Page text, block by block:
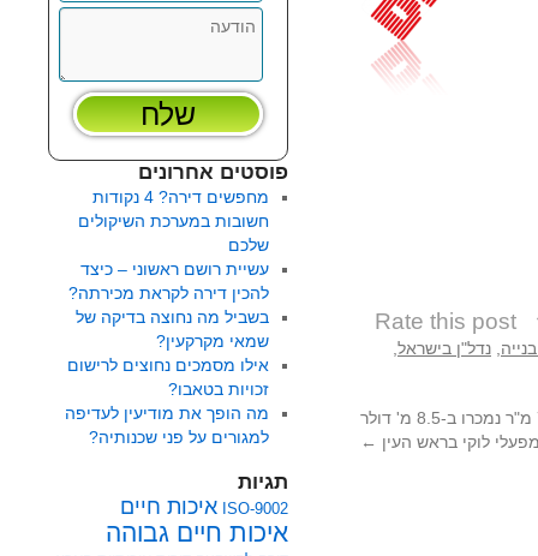
Rate this post
נדל"ן בישראל
מתוך 'הארץ' 1996: 7000 מ"ר נמכרו ב-8.5 מ' דולר
לוקי בראש העין ←
פוסטים אחרונים
מחפשים דירה? 4 נקודות
חשובות במערכת השיקולים
שלכם
עשיית רושם ראשוני – כיצד
להכין דירה לקראת מכירתה?
בשביל מה נחוצה בדיקה של
שמאי מקרקעין?
אילו מסמכים נחוצים לרישום
זכויות בטאבו?
מה הופך את מודיעין לעדיפה
למגורים על פני שכנותיה?
תגיות
ISO-9002 איכות חיים
איכות חיים גבוהה